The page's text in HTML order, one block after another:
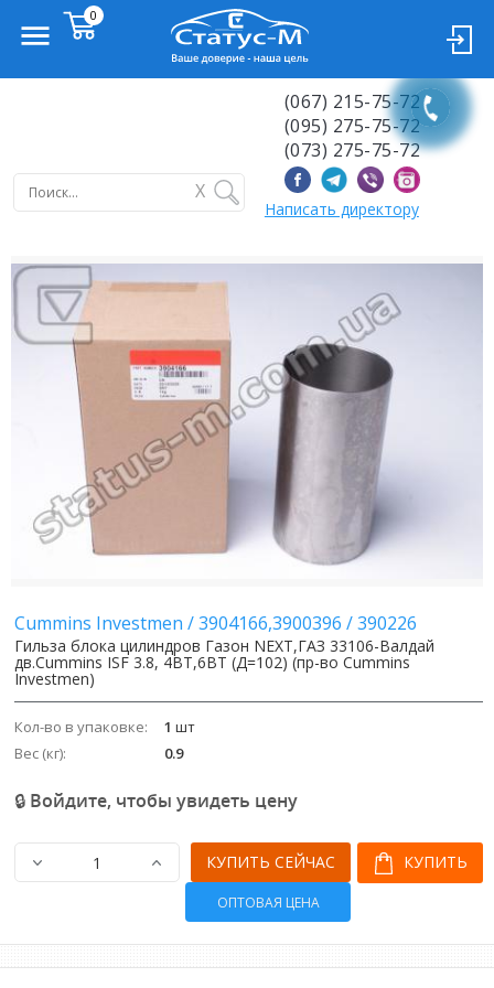
X
(067) 215-75-72
(095) 275-75-72
(073) 275-75-72
Написать директору
Previous
Image
Cummins Investmen /3904166,3900396 /390226
Гильза блока цилиндров Газон NEXT,ГАЗ 33106-Валдай
дв.Cummins ISF 3.8, 4BT,6BT (Д=102) (пр-во Cummins
Investmen)
Кол-во в упаковке: 1 шт
Вес (кг):
0.9
🔒 Войдите, чтобы увидеть цену
КУПИТЬ
КУПИТЬ СЕЙЧАС
ОПТОВАЯ ЦЕНА